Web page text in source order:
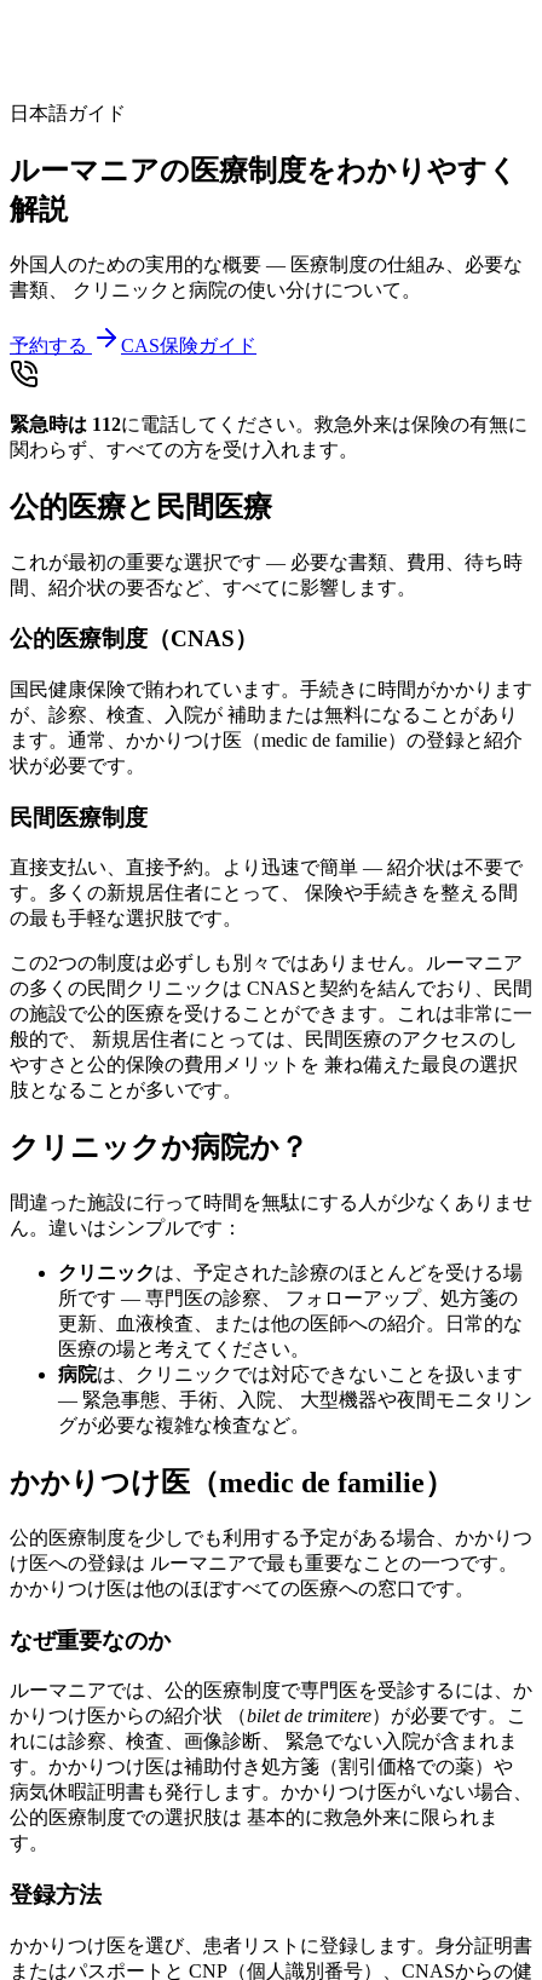
日本語ガイド
ルーマニアの医療制度をわかりやすく
解説
外国人のための実用的な概要 — 医療制度の仕組み、必要な
書類、 クリニックと病院の使い分けについて。
予約する CAS保険ガイド
緊急時は 112に電話してください。救急外来は保険の有無に
関わらず、すべての方を受け入れます。
公的医療と民間医療
これが最初の重要な選択です — 必要な書類、費用、待ち時
間、紹介状の要否など、すべてに影響します。
公的医療制度（CNAS）
国民健康保険で賄われています。手続きに時間がかかります
が、診察、検査、入院が 補助または無料になることがあり
ます。通常、かかりつけ医（medic de familie）の登録と紹介
状が必要です。
民間医療制度
直接支払い、直接予約。より迅速で簡単 — 紹介状は不要で
す。多くの新規居住者にとって、 保険や手続きを整える間
の最も手軽な選択肢です。
この2つの制度は必ずしも別々ではありません。ルーマニア
の多くの民間クリニックは CNASと契約を結んでおり、民間
の施設で公的医療を受けることができます。これは非常に一
般的で、 新規居住者にとっては、民間医療のアクセスのし
やすさと公的保険の費用メリットを 兼ね備えた最良の選択
肢となることが多いです。
クリニックか病院か？
間違った施設に行って時間を無駄にする人が少なくありませ
ん。違いはシンプルです：
クリニックは、予定された診療のほとんどを受ける場
所です — 専門医の診察、 フォローアップ、処方箋の
更新、血液検査、または他の医師への紹介。日常的な
医療の場と考えてください。
病院は、クリニックでは対応できないことを扱います
— 緊急事態、手術、入院、 大型機器や夜間モニタリン
グが必要な複雑な検査など。
かかりつけ医（medic de familie）
公的医療制度を少しでも利用する予定がある場合、かかりつ
け医への登録は ルーマニアで最も重要なことの一つです。
かかりつけ医は他のほぼすべての医療への窓口です。
なぜ重要なのか
ルーマニアでは、公的医療制度で専門医を受診するには、か
かりつけ医からの紹介状 （bilet de trimitere）が必要です。こ
れには診察、検査、画像診断、 緊急でない入院が含まれま
す。かかりつけ医は補助付き処方箋（割引価格での薬）や
病気休暇証明書も発行します。かかりつけ医がいない場合、
公的医療制度での選択肢は 基本的に救急外来に限られま
す。
登録方法
かかりつけ医を選び、患者リストに登録します。身分証明書
またはパスポートと CNP（個人識別番号）、CNASからの健